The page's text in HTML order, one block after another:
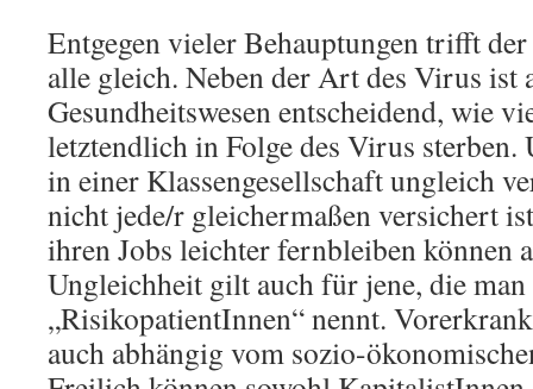
Entgegen vieler Behauptungen trifft
alle gleich. Neben der Art des Virus ist
Gesundheitswesen entscheidend, wie
letztendlich in Folge des Virus sterben.
in einer Klassengesellschaft ungleich
nicht jede/r gleichermaßen versichert
ihren Jobs leichter fernbleiben können
Ungleichheit gilt auch für jene, die
„RisikopatientInnen“ nennt.
auch abhängig vom sozio-